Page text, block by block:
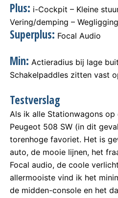
Plus: i-Cockpit – Kleine
Vering/demping –
Superplus: Focal Audio
Min: Actieradius bij lage
Schakelpaddles zitten vast
Testverslag
Als ik alle Stationwagons
Peugeot 508 SW (in dit
torenhoge favoriet. Het is
auto, de mooie lijnen, het
Focal audio, de coole
allermooiste vind ik het
de midden-console en het